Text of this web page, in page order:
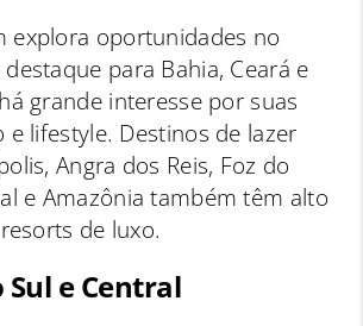
explora oportunidades no
para Bahia, Ceará e
grande interesse por suas
e lifestyle. Destinos de lazer
Angra dos Reis, Foz do
e Amazônia também têm alto
de luxo.
e Central